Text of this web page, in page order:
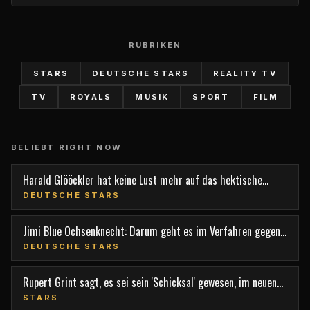
RUBRIKEN
STARS DEUTSCHE STARS REALITY TV
TV ROYALS MUSIK SPORT FILM
BELIEBT RIGHT NOW
Harald Glööckler hat keine Lust mehr auf das hektische
Berlin
DEUTSCHE STARS
Jimi Blue Ochsenknecht: Darum geht es im Verfahren gegen
den TV-Star
DEUTSCHE STARS
Rupert Grint sagt, es sei sein 'Schicksal' gewesen, im neuen
Film 'Nightborn' mitzuspielen
STARS